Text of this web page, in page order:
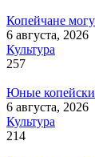
Копейчане
6 августа, 2026
Культура
257
Юные
6 августа, 2026
Культура
214